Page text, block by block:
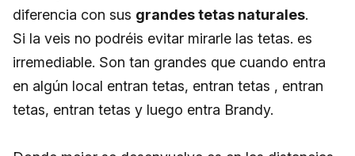
diferencia con sus grandes tetas naturales.
Si la veis no podréis evitar mirarle las tetas. es
irremediable. Son tan grandes que cuando entra
en algún local entran tetas, entran tetas , entran
tetas, entran tetas y luego entra Brandy.